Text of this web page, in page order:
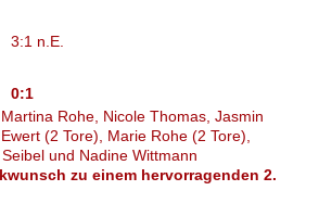
3:1 n.E.
0:1
Rohe, Nicole Thomas, Jasmin
(2 Tore), Marie Rohe (2 Tore),
und Nadine Wittmann
zu einem hervorragenden 2.